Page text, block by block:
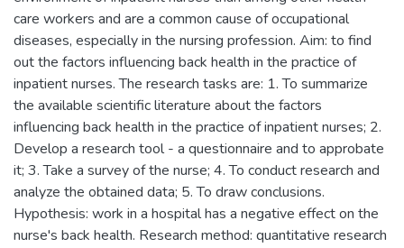
care workers and are a common cause of occupational
diseases, especially in the nursing profession. Aim: to find
out the factors influencing back health in the practice of
inpatient nurses. The research tasks are: 1. To summarize
the available scientific literature about the factors
influencing back health in the practice of inpatient nurses; 2.
Develop a research tool - a questionnaire and to approbate
it; 3. Take a survey of the nurse; 4. To conduct research and
analyze the obtained data; 5. To draw conclusions.
Hypothesis: work in a hospital has a negative effect on the
nurse's back health. Research method: quantitative research